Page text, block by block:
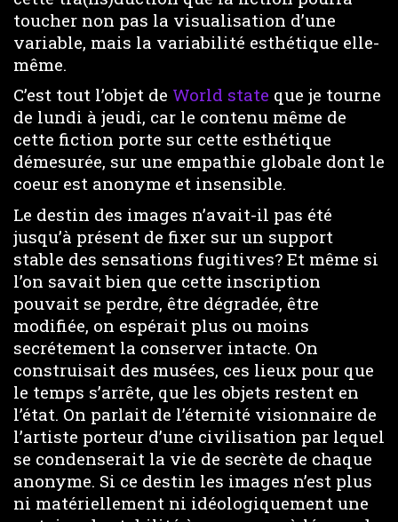
toucher non pas la visualisation d’une
variable, mais la variabilité esthétique elle-
même.
C’est tout l’objet de World state que je tourne
de lundi à jeudi, car le contenu même de
cette fiction porte sur cette esthétique
démesurée, sur une empathie globale dont le
coeur est anonyme et insensible.
Le destin des images n’avait-il pas été
jusqu’à présent de fixer sur un support
stable des sensations fugitives? Et même si
l’on savait bien que cette inscription
pouvait se perdre, être dégradée, être
modifiée, on espérait plus ou moins
secrétement la conserver intacte. On
construisait des musées, ces lieux pour que
le temps s’arrête, que les objets restent en
l’état. On parlait de l’éternité visionnaire de
l’artiste porteur d’une civilisation par lequel
se condenserait la vie de secrète de chaque
anonyme. Si ce destin les images n’est plus
ni matériellement ni idéologiquement une